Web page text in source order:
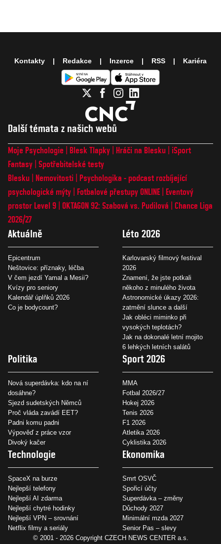
Další témata z našich webů
Moje Psychologie Blesk Tlapky Hráči na Blesku
iSport
Fantasy Spotřebitelské testy
Blesku
Nemovitosti
Psychologika - podcast rozbíjející
psychologické mýty
Fotbalové přestupy ONLINE
Eventový
prostor Level 9 OKTAGON 92: Szabová vs. Pudilová
Chance Liga
2026/27
Aktuálně
Epicentrum
Neštovice: příznaky, léčba
V čem jezdí Yamal a Mesii?
Kvízy pro seniory
Kalendář úplňků 2026
Co je bodycount?
Léto 2026
Karlovarský filmový festival
2026
Znamení, že jste potkali
někoho z minulého života
Astronomické úkazy 2026:
zatmění slunce a další
Jak obléci miminko při
vysokých teplotách?
Jak na dokonalé letní mojito
6 lehkých letních salátů
Politika
Nová superdávka: kdo na ní
dosáhne?
Sjezd sudetských Němců
Proč vláda zavádí EET?
Padni komu padni
Výpověď z práce vzor
Divoký kačer
Sport 2026
MMA
Fotbal 2026/27
Hokej 2026
Tenis 2026
F1 2026
Atletika 2026
Cyklistika 2026
Technologie
SpaceX na burze
Nejlepší telefony
Nejlepší AI zdarma
Nejlepší chytré hodinky
Nejlepší VPN – srovnání
Netflix filmy a seriály
Ekonomika
Smrt OSVČ
Spořicí účty
Superdávka – změny
Důchody 2027
Minimální mzda 2027
Senior Pas – slevy
Kontakty Redakce Inzerce RSS Kariéra
© 2001 - 2026 Copyright CZECH NEWS CENTER a.s.